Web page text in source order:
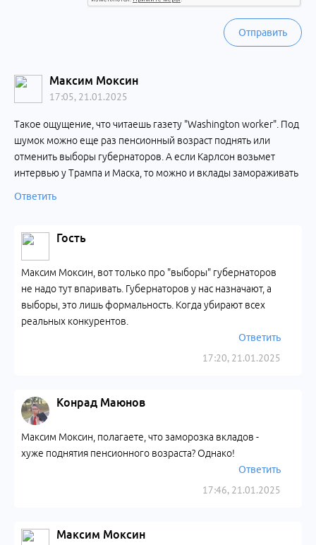
Отправить
Максим Моксин
17:05, 21.01.2025
Такое ощущение, что читаешь газету "Washington worker". Под
шумок можно еще раз пенсионный возраст поднять или
отменить выборы губернаторов. А если Карлсон возьмет
интервью у Трампа и Маска, то можно и вклады замораживать
Ответить
Гость
17:20, 21.01.2025
Максим Моксин, вот только про "выборы" губернаторов
не надо тут впаривать. Губернаторов у нас назначают, а
выборы, это лишь формальность. Когда убирают всех
реальных конкурентов.
Ответить
Конрад Маюнов
17:46, 21.01.2025
Максим Моксин, полагаете, что заморозка вкладов -
хуже поднятия пенсионного возраста? Однако!
Ответить
Максим Моксин